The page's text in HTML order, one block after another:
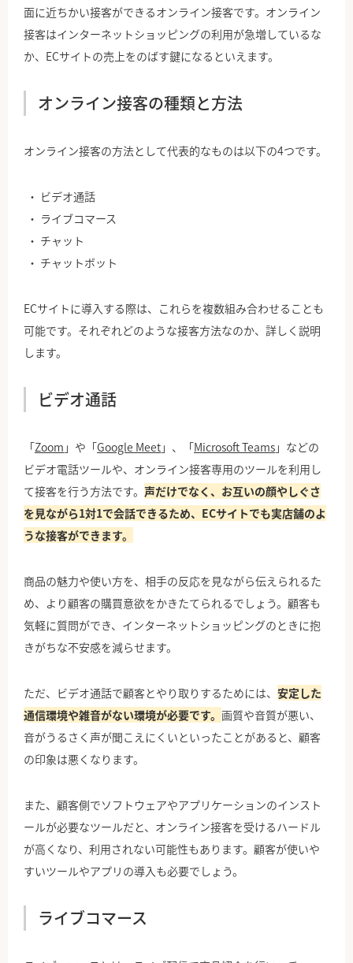
面に近ちかい接客ができるオンライン接客です。オンライン
接客はインターネットショッピングの利用が急増しているな
か、ECサイトの売上をのばす鍵になるといえます。
オンライン接客の種類と方法
オンライン接客の方法として代表的なものは以下の4つです。
ビデオ通話
ライブコマース
チャット
チャットボット
ECサイトに導入する際は、これらを複数組み合わせることも
可能です。それぞれどのような接客方法なのか、詳しく説明
します。
ビデオ通話
「Zoom 」や「Google Meet 」、「Microsoft Teams 」などの
ビデオ電話ツールや、オンライン接客専用のツールを利用し
て接客を行う方法です。 声だけでなく、お互いの顔やしぐさ
を見ながら1対1で会話できるため、ECサイトでも実店舗のよ
うな接客ができます。
商品の魅力や使い方を、相手の反応を見ながら伝えられるた
め、より顧客の購買意欲をかきたてられるでしょう。顧客も
気軽に質問ができ、インターネットショッピングのときに抱
きがちな不安感を減らせます。
ただ、ビデオ通話で顧客とやり取りするためには、 安定した
通信環境や雑音がない環境が必要です。 画質や音質が悪い、
音がうるさく声が聞こえにくいといったことがあると、顧客
の印象は悪くなります。
また、顧客側でソフトウェアやアプリケーションのインスト
ールが必要なツールだと、オンライン接客を受けるハードル
が高くなり、利用されない可能性もあります。顧客が使いや
すいツールやアプリの導入も必要でしょう。
ライブコマース